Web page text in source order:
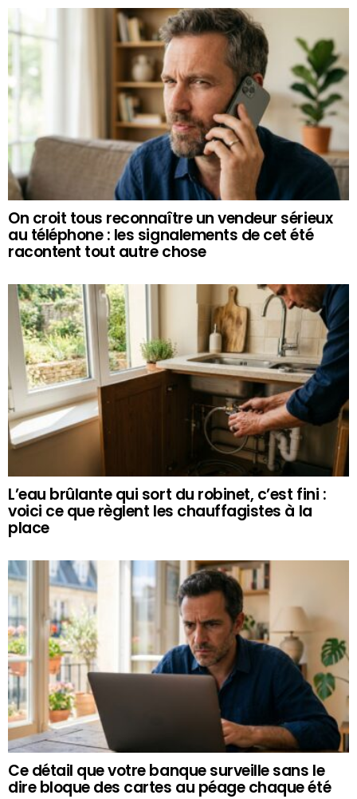
On croit tous reconnaître un vendeur sérieux
au téléphone : les signalements de cet été
racontent tout autre chose
L’eau brûlante qui sort du robinet, c’est fini :
voici ce que règlent les chauffagistes à la
place
Ce détail que votre banque surveille sans le
dire bloque des cartes au péage chaque été